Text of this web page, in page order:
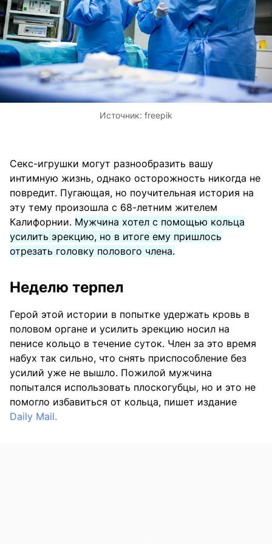
Источник: freepik
Секс-игрушки могут разнообразить вашу
интимную жизнь, однако осторожность никогда не
повредит. Пугающая, но поучительная история на
эту тему произошла с 68-летним жителем
Калифорнии. Мужчина хотел с помощью кольца
усилить эрекцию, но в итоге ему пришлось
отрезать головку полового члена.
Неделю терпел
Герой этой истории в попытке удержать кровь в
половом органе и усилить эрекцию носил на
пенисе кольцо в течение суток. Член за это время
набух так сильно, что снять приспособление без
усилий уже не вышло. Пожилой мужчина
попытался использовать плоскогубцы, но и это не
помогло избавиться от кольца, пишет издание
Daily Mail.